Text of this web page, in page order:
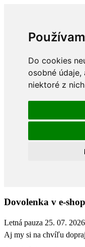
Do cookies
osobné údaje,
niektoré z
Dovolenka v e-
Letná pauza 25. 07.
Aj my si na chvíľu